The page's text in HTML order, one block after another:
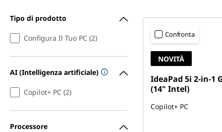
Tipo di prodotto
Configura Il Tuo PC (2)
AI (Intelligenza artificiale)
Copilot+ PC (2)
Processore
Confronta
NOVITÀ
IdeaPad 5i 2-in-1
(14" Intel)
Copilot+ PC